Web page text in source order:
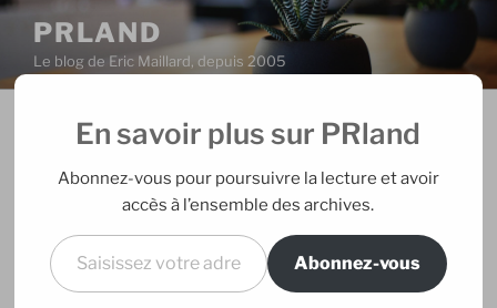
Aller
contenu
principal
PRLAND
Le blog de Eric Maillard, depuis 2005
PUBLIÉ
20/04/2009PARERIC
L’embellie de Calogero
textes rien que pour eux à copier coller s’ils le
souhaitent, plein d’idées d’angles à traiter, des photos
En savoir plus sur PRland
Abonnez-vous pour poursuivre la lecture et avoir
accès à l’ensemble des archives.
Saisissez votre adresse e-mail…
Abonnez-vous